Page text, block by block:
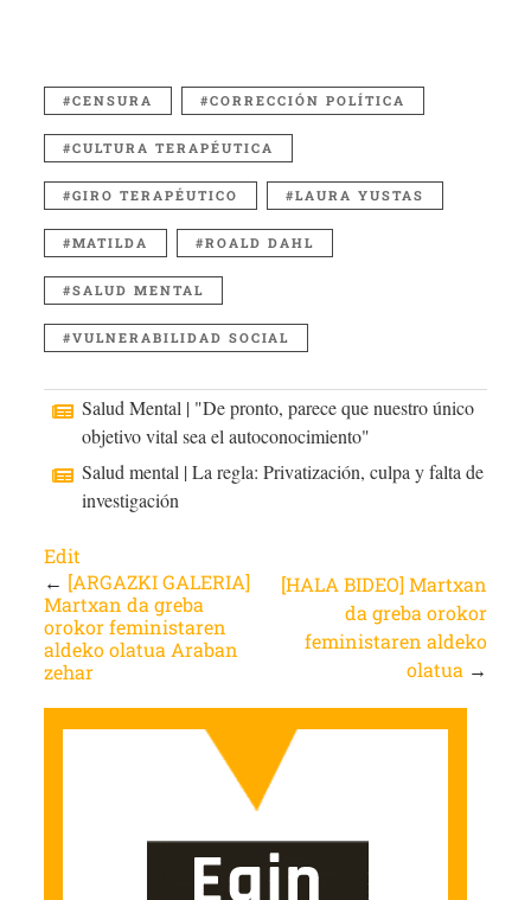
CENSURA CORRECCIÓN POLÍTICA
CULTURA TERAPÉUTICA
GIRO TERAPÉUTICO LAURA YUSTAS
MATILDA ROALD DAHL
SALUD MENTAL
VULNERABILIDAD SOCIAL
Salud Mental | "De pronto, parece que nuestro único
objetivo vital sea el autoconocimiento"
Salud mental | La regla: Privatización, culpa y falta de
investigación
Edit
← [ARGAZKI GALERIA]
Martxan da greba
orokor feministaren
aldeko olatua Araban
zehar
[HALA BIDEO] Martxan
da greba orokor
feministaren aldeko
olatua →